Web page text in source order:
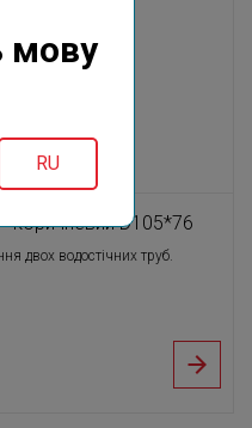
мову
RU
коричневий D105*76
двох водостічних труб.